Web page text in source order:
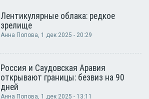
Лентикулярные облака: редкое
зрелище
Анна Попова, 1 дек 2025 - 20:29
Россия и Саудовская Аравия
открывают границы: безвиз на 90
дней
Анна Попова , 1 дек 2025 - 13:11